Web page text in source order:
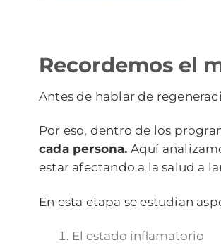
Recordemos el
Antes de hablar de
Por eso, dentro de los
cada persona. Aquí
estar afectando a la salud a
En esta etapa se estudian
El estado inflamatorio